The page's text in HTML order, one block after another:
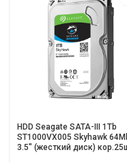
HDD Seagate SATA-III 1Tb
ST1000VX005 Skyhawk
3.5″ (жесткий диск)